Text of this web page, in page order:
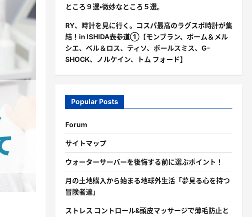
ところ９選・微妙なところ５選。
RY、時計を見に行く。コスパ最高のラグスポ時計が集
結！in ISHIDA表参道①【モンブラン、ボーム＆メル
シエ、ベル＆ロス、ティソ、ポールスミス、G-
SHOCK、ノルケイン、トム フォード】
Popular Posts
Forum
サイトマップ
ウォーターサーバーを後悔する前に選ぶポイント！
月の土地購入から始まる地球外生活「夢見る心を持つ
冒険者達」
ストレス コントロール&頭皮マッサージで薄毛防止と